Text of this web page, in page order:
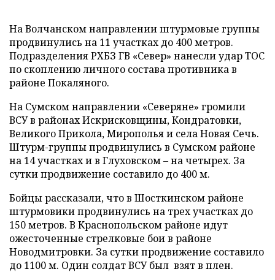
На Волчанском направлении штурмовые группы
продвинулись на 11 участках до 400 метров.
Подразделения РХБЗ ГВ «Север» нанесли удар ТОС
по скоплению личного состава противника в
районе Покаляного.
На Сумском направлении «Северяне» громили
ВСУ в районах Искрисковщины, Кондратовки,
Великого Прикола, Мирополья и села Новая Сечь.
Штурм-группы продвинулись в Сумском районе
на 14 участках и в Глуховском – на четырех. За
сутки продвижение составило до 400 м.
Бойцы рассказали, что в Шосткинском районе
штурмовики продвинулись на трех участках до
150 метров. В Краснопольском районе идут
ожесточенные стрелковые бои в районе
Новодмитровки. За сутки продвижение составило
до 1100 м. Один солдат ВСУ был взят в плен.